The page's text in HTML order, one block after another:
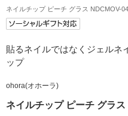
ネイルチップ ピーチ グラス NDCMOV-
貼るネイルではなくジェルネ
ップ
ohora(オホーラ)
ネイルチップ ピーチ グラ